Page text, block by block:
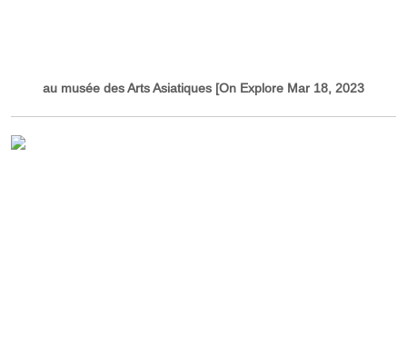
au musée des Arts Asiatiques [On Explore Mar 18, 2023